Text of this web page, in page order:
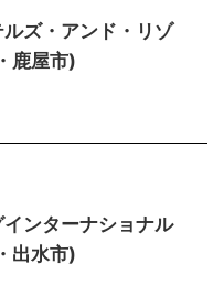
ズ・アンド・リゾ
鹿屋市)
ンターナショナル
出水市)